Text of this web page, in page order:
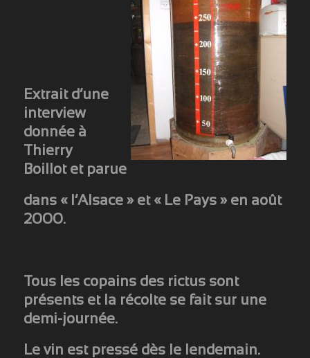
Extrait d’une
interview
donnée à
Thierry
Boillot et parue
dans « l’Alsace » et « Le Pays » en août
2000.
Tous les copains des rictus sont
présents et la récolte se fait sur une
demi-journée.
Le vin est pressé dès le lendemain.